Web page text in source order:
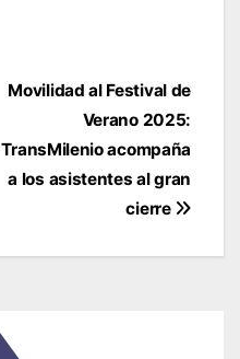
Movilidad al Festival de
Verano 2025:
TransMilenio acompaña
a los asistentes al gran
cierre